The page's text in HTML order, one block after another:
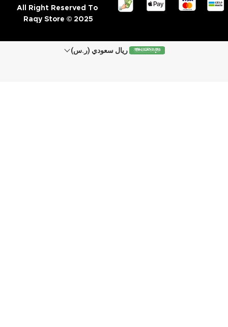
All Right Reserved To
Raqy Store © 2025
ريال سعودي (ر.س)